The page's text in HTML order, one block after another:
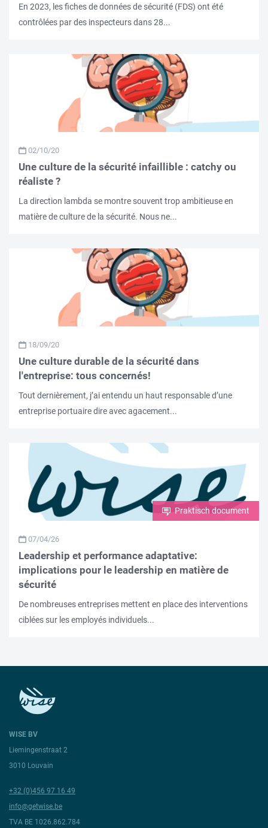
En 2023, les fiches de données de sécurité (FDS) ont été
contrôlées par des inspecteurs dans 28...
02/10/20
Une culture de la sécurité infaillible : catchy ou
réaliste ?
La direction lambda se montre souvent trop ambitieuse en
matière de culture de la sécurité. Nous ne...
18/09/20
Une culture durable de la sécurité dans
l'entreprise: tous concernés!
Tout dernièrement, j’ai entendu un haut responsable d’une
entreprise portuaire dire avec agacement...
Praktisch document
07/04/26
Leadership et performance adaptative:
implications pour le leadership en matière de
sécurité
De nombreuses entreprises mettent en place des interventions
ciblées sur les employés individuels...
WISE BV
Liemingenstraat 2
3010 Louvain
+32 (0)456 97 16 49
info@getwise.be
TVA BE 1026.862.784